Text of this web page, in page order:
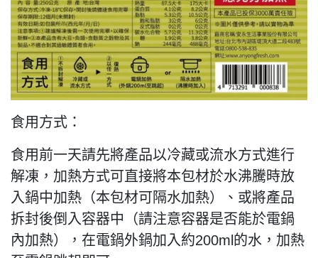
食用方式：
食用前一天請先將產品以冷藏或流水方式進行
解凍，加熱方式可直接將本包材於水沸騰時放
入鍋中加熱（本包材可隔水加熱）、或將產品
拆封後倒入容器中（請注意容器是否能於電鍋
內加熱），在電鍋外鍋加入約200ml的水，加熱